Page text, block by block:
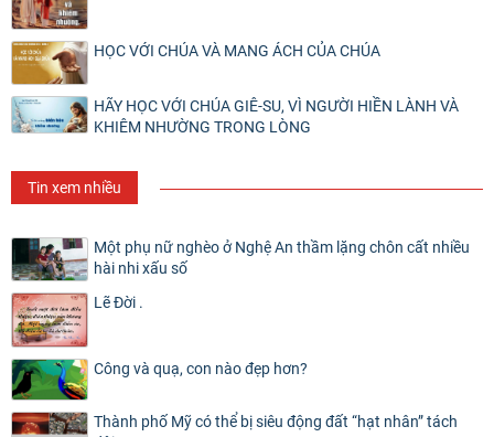
HỌC VỚI CHÚA VÀ MANG ÁCH CỦA CHÚA
HÃY HỌC VỚI CHÚA GIÊ-SU, VÌ NGƯỜI HIỀN LÀNH VÀ
KHIÊM NHƯỜNG TRONG LÒNG
Tin xem nhiều
Một phụ nữ nghèo ở Nghệ An thầm lặng chôn cất nhiều
hài nhi xấu số
Lẽ Đời .
Công và quạ, con nào đẹp hơn?
Thành phố Mỹ có thể bị siêu động đất “hạt nhân” tách